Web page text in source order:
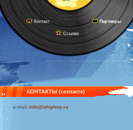
Контакт
Ссылки
Партнеры
КОНТАКТЫ (contacts)
e-mail: info@lehiphop.ru